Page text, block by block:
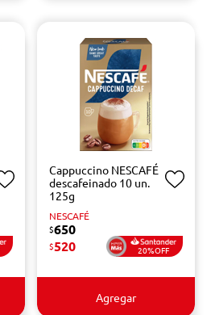
Cappuccino NESCAFÉ
descafeinado 10 un.
125g
NESCAFÉ
$650
$520 20%OFF
Agregar